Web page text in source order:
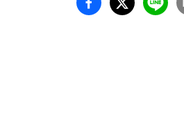
なたとこの町との新たな